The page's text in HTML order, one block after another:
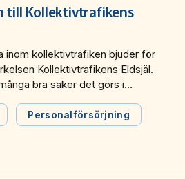
till Kollektivtrafikens
inom kollektivtrafiken bjuder för
Kollektivtrafikens Eldsjäl.
bra saker det görs i
Personalförsörjning